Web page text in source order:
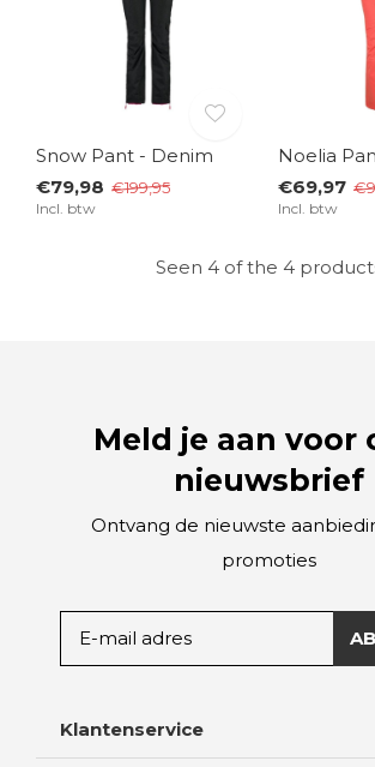
Snow Pant - Denim
€79,98 €199,95
Incl. btw
Noelia
€69,97
Incl. btw
Seen 4 of the 4
Meld je aan voor
nieuwsbrief
Ontvang de nieuwste
promoties
Klantenservice